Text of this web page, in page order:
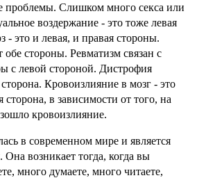
проблемы. Слишком много секса или
воздержание - это тоже левая
- это и левая, и правая стороны.
обе стороны. Ревматизм связан с
с левой стороной. Дистрофия
Кровоизлияние в мозг - это
сторона, в зависимости от того, на
кровоизлияние.
в современном мире и является
возникает тогда, когда вы
много думаете, много читаете,